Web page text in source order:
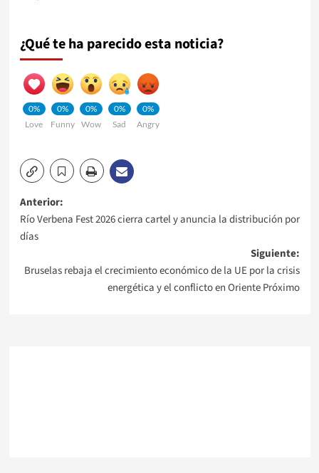
¿Qué te ha parecido esta noticia?
0%
Love
0%
Funny
0%
Wow
0%
Sad
0%
Angry
Navegación
de
entradas
Anterior:
Río Verbena Fest 2026 cierra cartel y anuncia la distribución por
días
Siguiente:
Bruselas rebaja el crecimiento económico de la UE por la crisis
energética y el conflicto en Oriente Próximo